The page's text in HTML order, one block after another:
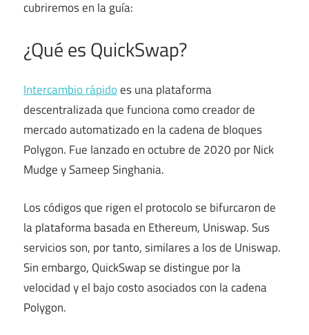
cubriremos en la guía:
¿Qué es QuickSwap?
Intercambio rápidoes una plataforma
descentralizada que funciona como creador de
mercado automatizado en la cadena de bloques
Polygon. Fue lanzado en octubre de 2020 por Nick
Mudge y Sameep Singhania.
Los códigos que rigen el protocolo se bifurcaron de
la plataforma basada en Ethereum, Uniswap. Sus
servicios son, por tanto, similares a los de Uniswap.
Sin embargo, QuickSwap se distingue por la
velocidad y el bajo costo asociados con la cadena
Polygon.